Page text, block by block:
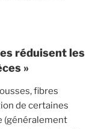
réduisent les
»
fibres
de certaines
(généralement